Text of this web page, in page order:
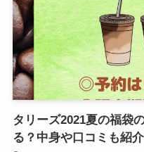
タリーズ2021夏の福袋
る？中身や口コミも紹介